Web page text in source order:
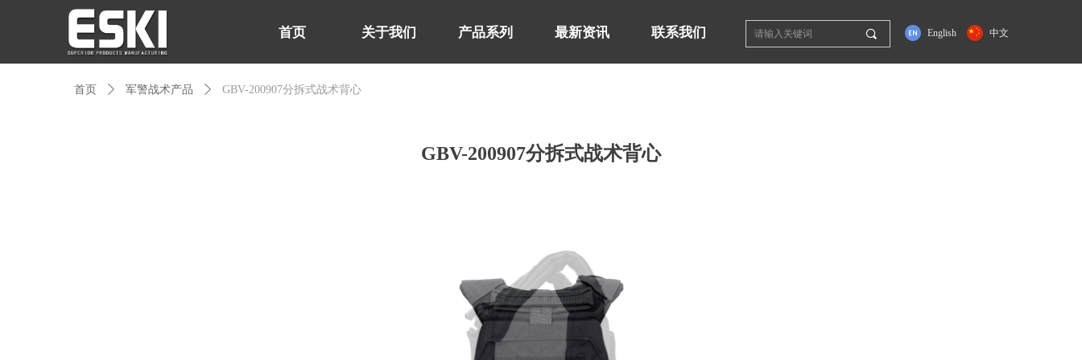
首页
首页
关于我们 产品系列 最新资讯 联系我们 English 中文
끠
首页 ꄲ 军警战术产品 ꄲ GBV-200907分拆式战术背心
GBV-200907分拆式战术背心